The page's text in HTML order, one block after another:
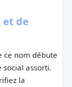
et de
ce nom débute
social assorti.
la